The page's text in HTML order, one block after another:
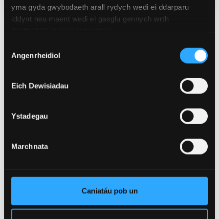
yma gyda gwybodaeth arall rydych wedi ei ddarparu
iddynt neu maent wedi ei gasglu gennych wrth
Caniatâd
Angenrheidiol
Eich Dewisiadau
Ystadegau
Marchnata
Caniatáu pob un